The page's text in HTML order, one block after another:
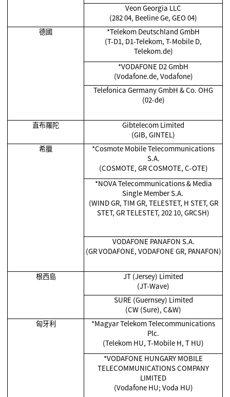
Veon Georgia LLC
(282 04, Beeline Ge, GEO 04)
德國
*Telekom Deutschland GmbH
(T-D1, D1-Telekom, T-Mobile D,
Telekom.de)
*VODAFONE D2 GmbH
(Vodafone.de, Vodafone)
Telefonica Germany GmbH & Co. OHG
(02-de)
直布羅陀
Gibtelecom Limited
(GIB, GINTEL)
希臘
*Cosmote Mobile Telecommunications
S.A.
(COSMOTE, GR COSMOTE, C-OTE)
*NOVA Telecommunications & Media
Single Member S.A.
(WIND GR, TIM GR, TELESTET, H STET, GR
STET, GR TELESTET, 202 10, GRCSH)
VODAFONE PANAFON S.A.
(GR VODAFONE, VODAFONE GR, PANAFON)
根西島
JT (Jersey) Limited
(JT-Wave)
SURE (Guernsey) Limited
(CW (Sure), C&W)
匈牙利
*Magyar Telekom Telecommunications
Plc.
(Telekom HU, T-Mobile H, T HU)
*VODAFONE HUNGARY MOBILE
TELECOMMUNICATIONS COMPANY
LIMITED
(Vodafone HU; Voda HU)